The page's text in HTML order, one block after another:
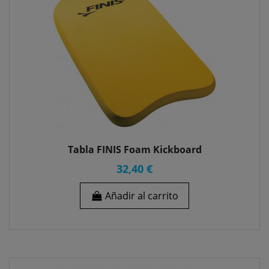
Tabla FINIS Foam Kickboard
32,40 €
Añadir al carrito